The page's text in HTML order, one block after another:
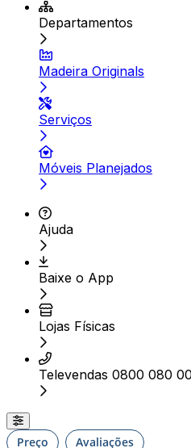
Departamentos
Madeira Originals
Serviços
Móveis Planejados
Ajuda
Baixe o App
Lojas Físicas
Televendas 0800 080
Preço Avaliações